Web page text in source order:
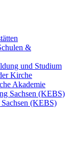
&
und Studium
Kirche
Akademie
(KEBS)